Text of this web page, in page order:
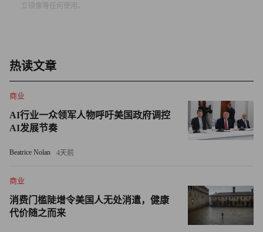
优步并非唯一一家在AI支出上“算错账”的企业。企业对词元
了7倍。
在那些员工更有可能使用AI、且管理层也最积极推动AI应
用的科技公司里，许多员工都在参与“烧词元”，即员工之间
比拼谁消耗的词元更多。
一些企业已经开始讨论缩减相关开支。《华尔街日报》报道
称，Meta、微软（Microsoft）和赛富时（Salesforce）等企业
正要求员工更高效地使用AI，甚至在某些情况下限制使
用。企业最担心的情况，或许是Axios此前披露的一个案
立镜像等任何使用。
热读文章
商业
AI行业一众领军人物呼吁美国政府调控
AI发展节奏
Beatrice Nolan 4天前
商业
消费门槛陡增令美国人无处消遣，健康
代价随之而来